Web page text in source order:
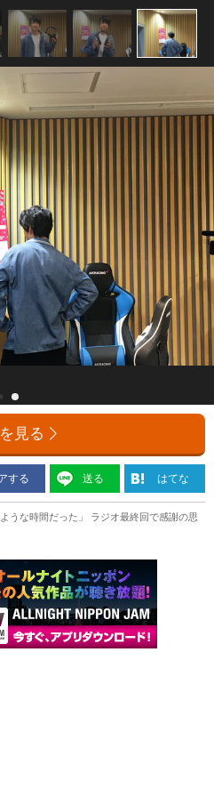
見る
する 送る はてな
うな時間だった」 ラジオ最終回で感謝の思